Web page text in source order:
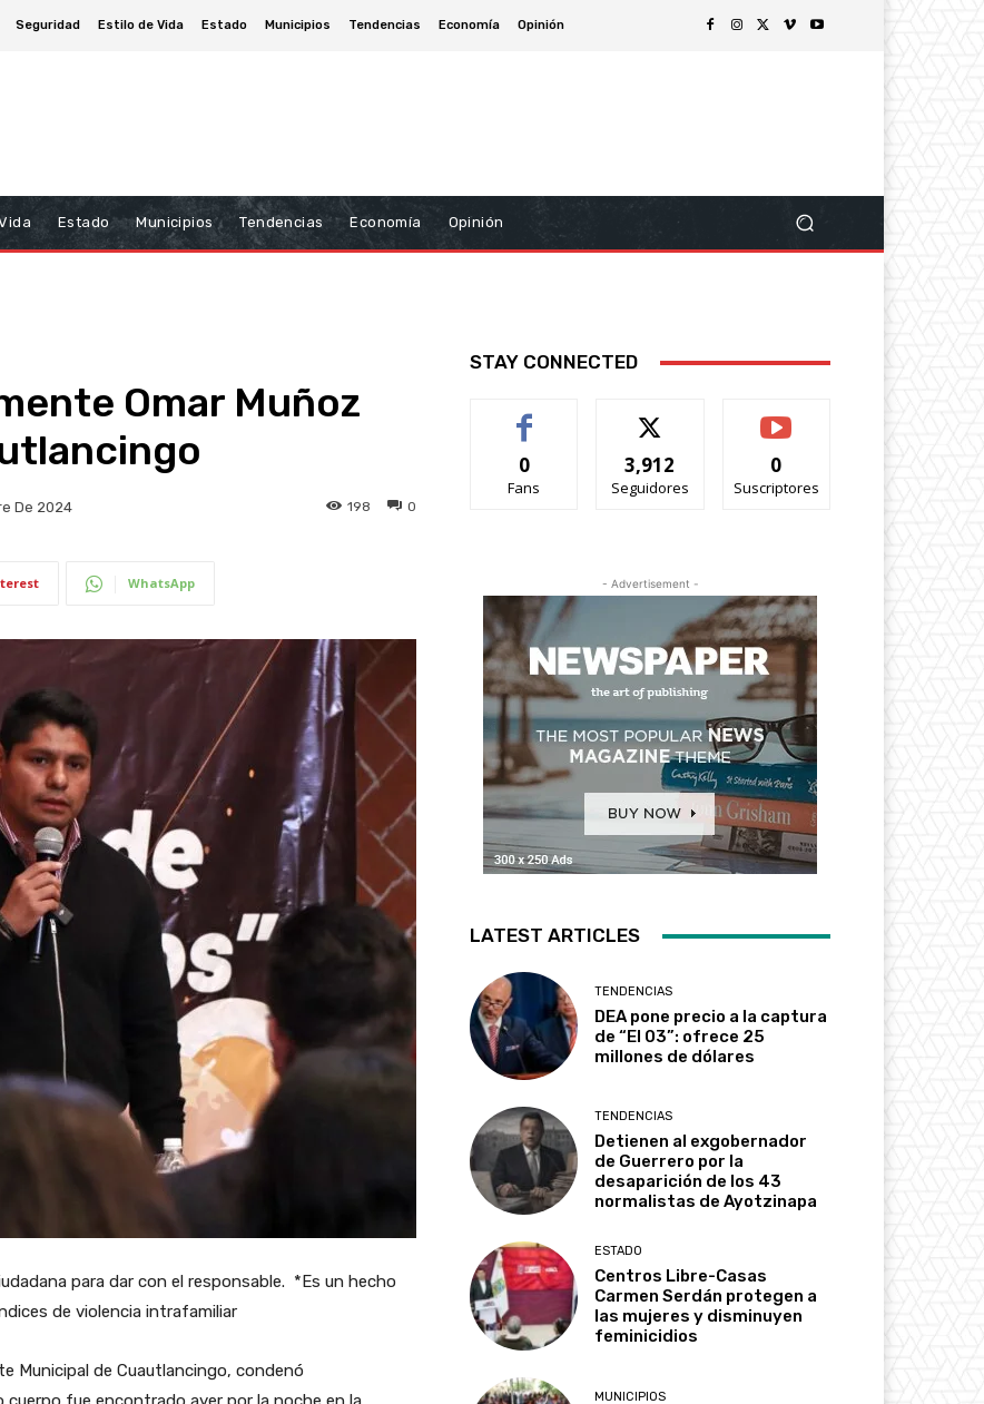
Seguridad Estilo de Vida Estado Municipios Tendencias Economía Opinión
Estado Municipios Tendencias Economía Opinión
Omar Muñoz
De 2024 0
198
WhatsApp
para dar con el responsable. *Es un hecho
de violencia intrafamiliar
Municipal de Cuautlancingo, condenó
STAY CONNECTED
0
Fans
3,912
Seguidores
0
Suscriptores
- Advertisement -
LATEST ARTICLES
TENDENCIAS
DEA pone precio a la captura
de “El 03”: ofrece 25
millones de dólares
TENDENCIAS
Detienen al exgobernador
de Guerrero por la
desaparición de los 43
normalistas de Ayotzinapa
ESTADO
Centros Libre-Casas
Carmen Serdán protegen a
las mujeres y disminuyen
feminicidios
MUNICIPIOS